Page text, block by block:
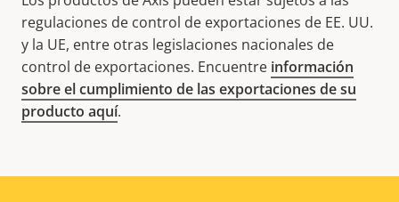
regulaciones de control de exportaciones de EE. UU.
y la UE, entre otras legislaciones nacionales de
control de exportaciones. Encuentre información
sobre el cumplimiento de las exportaciones de su
producto aquí.